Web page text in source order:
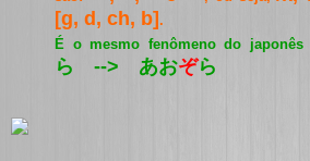
[g, d, ch, b].
É o mesmo fenômeno do japonês
ら --> あおぞら